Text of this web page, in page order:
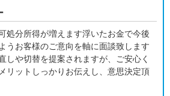
処分所得が増えます浮いたお金で今後
うお客様のご意向を軸に面談致します
しや切替を提案されますが、ご安心く
リットしっかりお伝えし、意思決定頂